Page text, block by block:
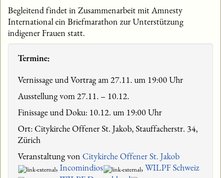
Begleitend findet in Zusammenarbeit mit Amnesty
International ein Briefmarathon zur Unterstützung
indigener Frauen statt.
Termine:
Vernissage und Vortrag am 27.11. um 19:00 Uhr
Ausstellung vom 27.11. – 10.12.
Finissage und Doku: 10.12. um 19:00 Uhr
Ort: Citykirche Offener St. Jakob, Stauffacherstr. 34,
Zürich
Veranstaltung von Citykirche Offener St. Jakob
, Incomindios , WILPF Schweiz